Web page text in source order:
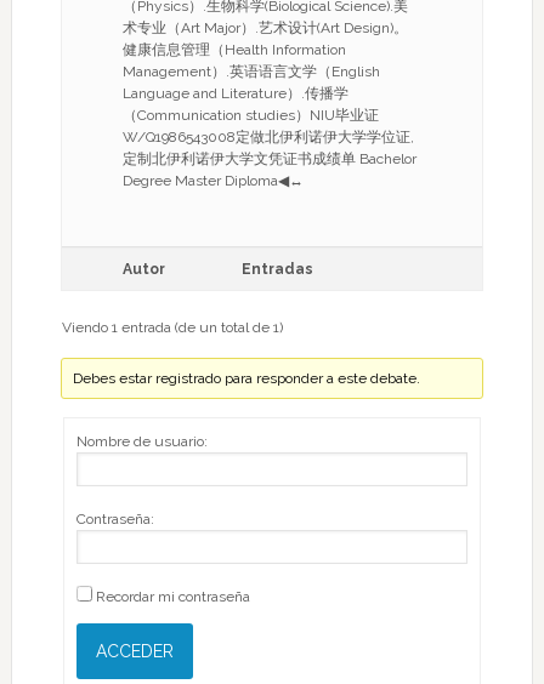
（Physics）.生物科学(Biological Science).美
术专业（Art Major）.艺术设计(Art Design)。
健康信息管理（Health Information
Management）.英语语言文学（English
Language and Literature）.传播学
（Communication studies）NIU毕业证
W/Q1986543008定做北伊利诺伊大学学位证,
定制北伊利诺伊大学文凭证书成绩单 Bachelor
Degree Master Diploma◀↔
Autor Entradas
Viendo 1 entrada (de un total de 1)
Debes estar registrado para responder a este debate.
Nombre de usuario:
Contraseña:
Recordar mi contraseña
ACCEDER